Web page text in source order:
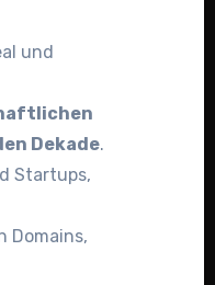
und
Dekade.
Startups,
Domains,